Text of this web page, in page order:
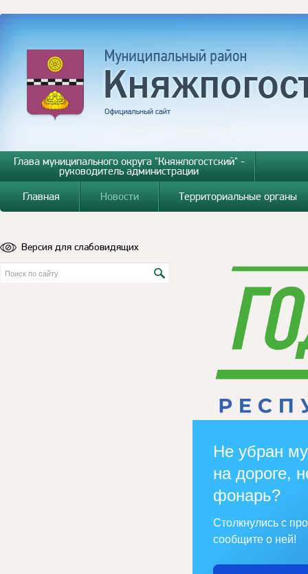
Глава муниципального округа "Княжпогостский" -
руководитель администрации
Главная
Новости Территориальные органы
Версия для слабовидящих
Не убран
на дороге,
фонарь?
Столкнулись с
сообщите о ней!